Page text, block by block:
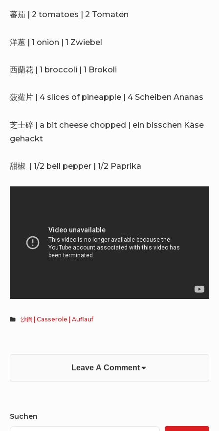
蕃茄 | 2 tomatoes | 2 Tomaten
洋蔥 | 1 onion | 1 Zwiebel
西蘭花 | 1 broccoli | 1 Brokoli
菠蘿片 | 4 slices of pineapple | 4 Scheiben Ananas
芝士碎 | a bit cheese chopped | ein bisschen Käse
gehackt
甜椒 | 1/2 bell pepper | 1/2 Paprika
沙鍋 | Casserole | Auflauf
Leave A Comment
Sidebar
Suchen